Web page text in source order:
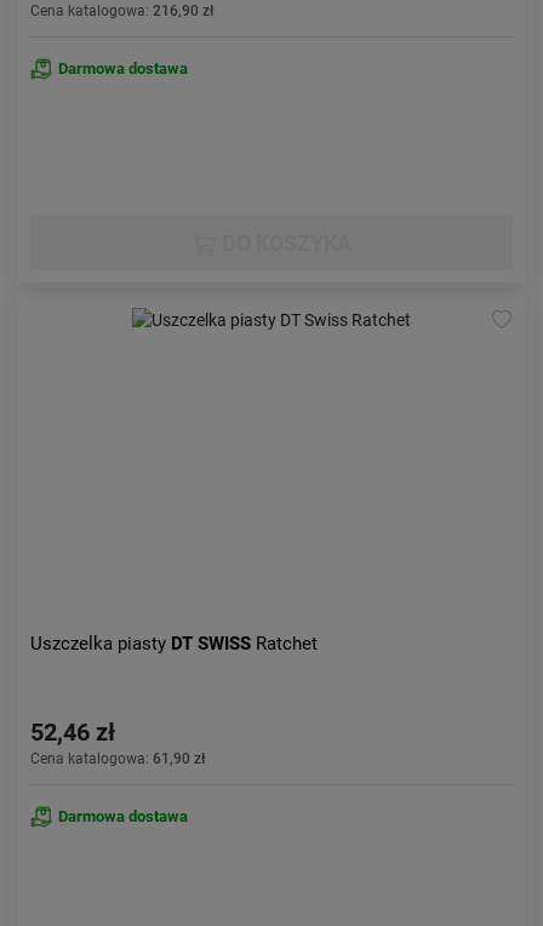
Cena katalogowa: 216,90 zł
Darmowa dostawa
Uszczelka piasty DT SWISS Ratchet
52,46 zł
Cena katalogowa: 61,90 zł
Darmowa dostawa